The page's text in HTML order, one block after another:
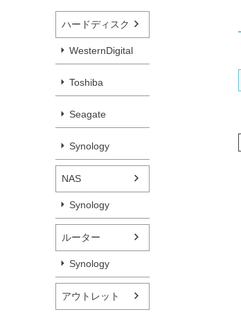
ハードディスク
WesternDigital
Toshiba
Seagate
Synology
NAS
Synology
ルーター
Synology
アウトレット